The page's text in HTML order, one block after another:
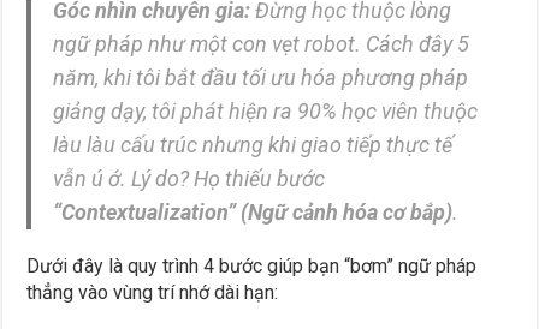
Góc nhìn chuyên gia:Đừng học thuộc lòng
ngữ pháp như một con vẹt robot. Cách đây 5
năm, khi tôi bắt đầu tối ưu hóa phương pháp
giảng dạy, tôi phát hiện ra 90% học viên thuộc
làu làu cấu trúc nhưng khi giao tiếp thực tế
vẫn ú ớ. Lý do? Họ thiếu bước
“Contextualization” (Ngữ cảnh hóa cơ bắp).
Dưới đây là quy trình 4 bước giúp bạn “bơm” ngữ pháp
thẳng vào vùng trí nhớ dài hạn: